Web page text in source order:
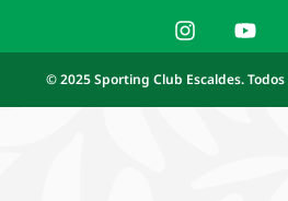
© 2025 Sporting Club Escaldes.